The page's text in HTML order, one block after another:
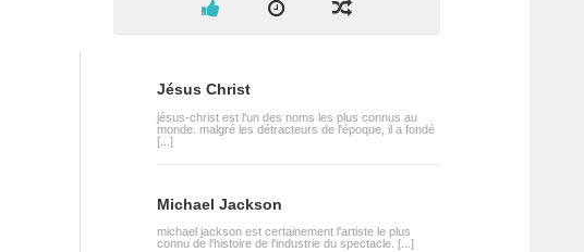
Jésus Christ
jésus-christ est l'un des noms les plus connus au
monde. malgré les détracteurs de l'époque, il a fondé
[...]
Michael Jackson
michael jackson est certainement l'artiste le plus
connu de l'histoire de l'industrie du spectacle. [...]